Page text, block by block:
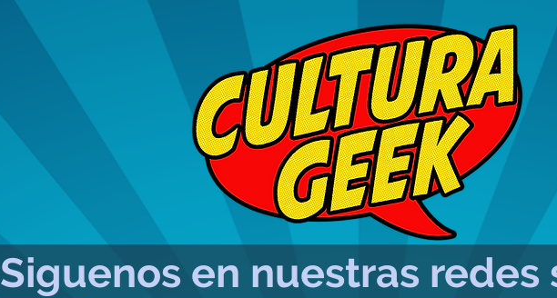
Siguenos en nuestras redes